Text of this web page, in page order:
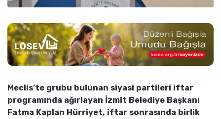
Meclis’te grubu bulunan siyasi partileri iftar
programında ağırlayan İzmit Belediye Başkanı
Fatma Kaplan Hürriyet, iftar sonrasında birlik